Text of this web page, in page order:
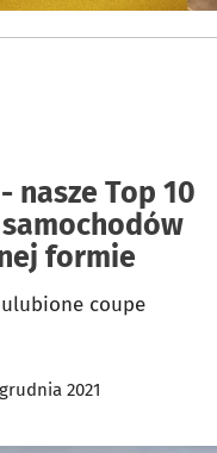
nasze Top 10
formie
coupe
2021